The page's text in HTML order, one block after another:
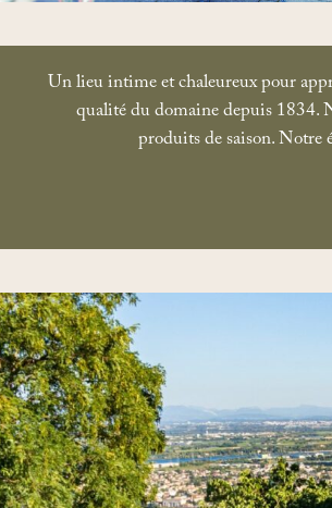
Un lieu intime et chaleureux pour
qualité du domaine depuis 1834.
produits de saison. Notre